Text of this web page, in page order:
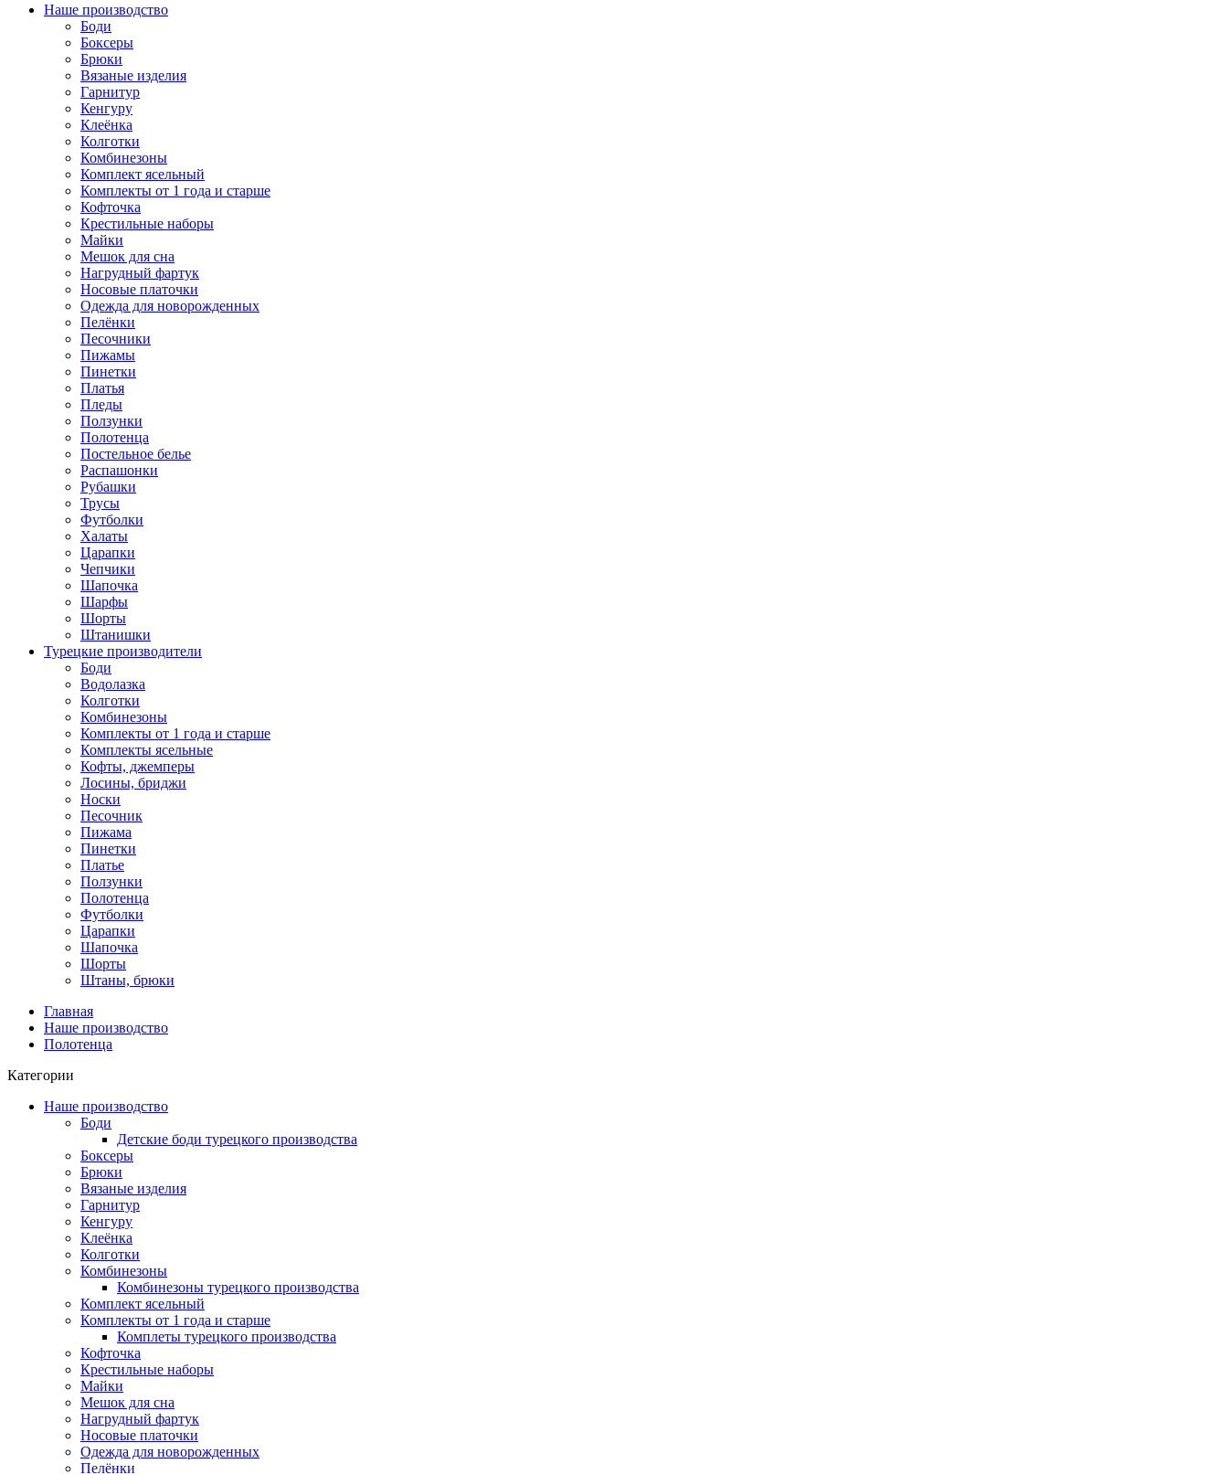
Наше производство
Боди
Боксеры
Брюки
Вязаные изделия
Гарнитур
Кенгуру
Клеёнка
Колготки
Комбинезоны
Комплект ясельный
Комплекты от 1 года и старше
Кофточка
Крестильные наборы
Майки
Мешок для сна
Нагрудный фартук
Носовые платочки
Одежда для новорожденных
Пелёнки
Песочники
Пижамы
Пинетки
Платья
Пледы
Ползунки
Полотенца
Постельное белье
Распашонки
Рубашки
Трусы
Футболки
Халаты
Царапки
Чепчики
Шапочка
Шарфы
Шорты
Штанишки
Турецкие производители
Боди
Водолазка
Колготки
Комбинезоны
Комплекты от 1 года и старше
Комплекты ясельные
Кофты, джемперы
Лосины, бриджи
Носки
Песочник
Пижама
Пинетки
Платье
Ползунки
Полотенца
Футболки
Царапки
Шапочка
Шорты
Штаны, брюки
Главная
Наше производство
Полотенца
Категории
Наше производство
Боди
Детские боди турецкого производства
Боксеры
Брюки
Вязаные изделия
Гарнитур
Кенгуру
Клеёнка
Колготки
Комбинезоны
Комбинезоны турецкого производства
Комплект ясельный
Комплекты от 1 года и старше
Комплеты турецкого производства
Кофточка
Крестильные наборы
Майки
Мешок для сна
Нагрудный фартук
Носовые платочки
Одежда для новорожденных
Пелёнки